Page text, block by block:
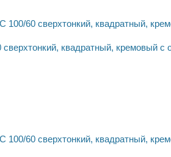
квадратный, кремовый с